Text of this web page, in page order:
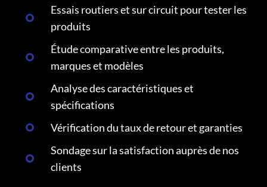
Essais routiers et sur circuit pour tester les
produits
Étude comparative entre les produits,
marques et modèles
Analyse des caractéristiques et
spécifications
Vérification du taux de retour et garanties
Sondage sur la satisfaction auprès de nos
clients